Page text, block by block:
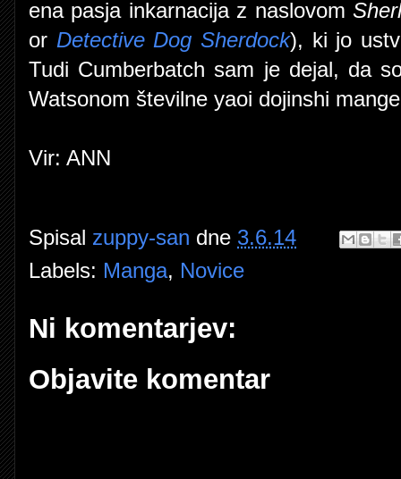
ena pasja inkarnacija z naslovom
or Detective Dog Sherdock), ki jo
Tudi Cumberbatch sam je dejal, da
Watsonom številne yaoi dojinshi
Vir: ANN
Spisal zuppy-san dne 3.6.14
Labels: Manga, Novice
Ni komentarjev:
Objavite komentar